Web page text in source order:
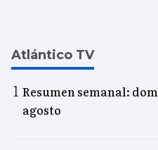
Atlántico TV
Resumen semanal:
agosto